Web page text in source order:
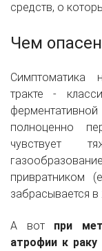
средств, о
Чем
Симптоматика
тракте -
полноценно
чувствует
привратником
забрасывается
А вот при
атрофии к раку